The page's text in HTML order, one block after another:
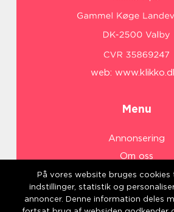
web:
Menu
Annonsering
Om oss
Cookies
Kontakta oss
Sitemap
På vores website bruges cookies
indstillinger, statistik og
annoncer. Denne information deles